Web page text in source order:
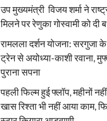
उप मुख्यमंत्री विजय शर्मा ने
मिलने पर रेणुका गोस्वामी को दी
रामलला दर्शन योजना: सरगुजा
ट्रेन से अयोध्या-काशी रवाना,
पुराना सपना
पहली फिल्म हुई फ्लॉप, महीनों
खास रिश्ता भी नहीं आया काम,